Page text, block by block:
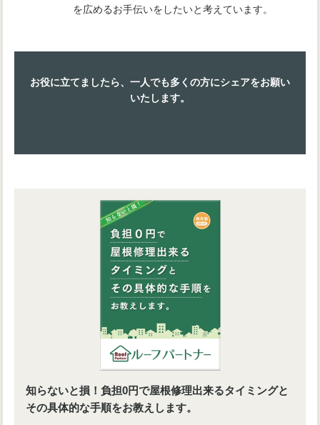
を広めるお手伝いをしたいと考えています。
お役に立てましたら、一人でも多くの方にシェアをお願い
いたします。
知らないと損！負担0円で屋根修理出来るタイミングと
その具体的な手順をお教えします。